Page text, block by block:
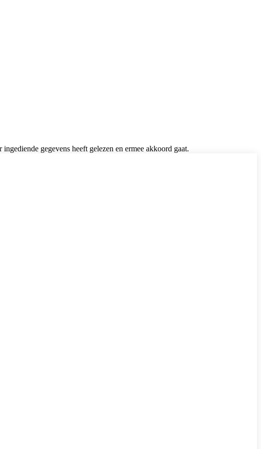
gegevens heeft gelezen en ermee akkoord gaat.